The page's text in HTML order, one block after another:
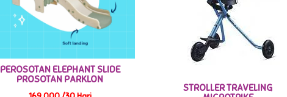
PEROSOTAN ELEPHANT SLIDE
PROSOTAN PARKLON
STROLLER TRAVELING